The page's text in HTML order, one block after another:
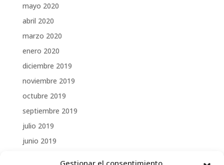
Gestionar el consentimiento
mayo 2020
abril 2020
marzo 2020
enero 2020
diciembre 2019
noviembre 2019
octubre 2019
septiembre 2019
julio 2019
junio 2019